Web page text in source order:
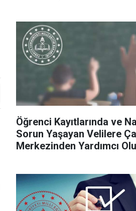
Öğrenci Kayıtlarında ve
Sorun Yaşayan Velilere
Merkezinden Yardımcı